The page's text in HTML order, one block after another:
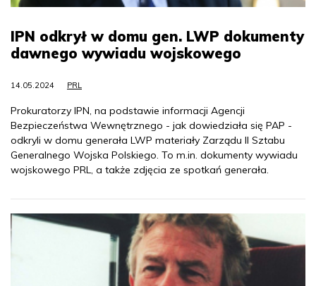
IPN odkrył w domu gen. LWP dokumenty
dawnego wywiadu wojskowego
14.05.2024 PRL
Prokuratorzy IPN, na podstawie informacji Agencji
Bezpieczeństwa Wewnętrznego - jak dowiedziała się PAP -
odkryli w domu generała LWP materiały Zarządu II Sztabu
Generalnego Wojska Polskiego. To m.in. dokumenty wywiadu
wojskowego PRL, a także zdjęcia ze spotkań generała.